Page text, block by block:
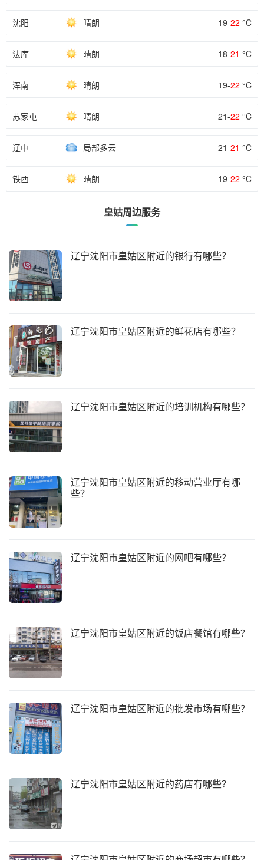
沈阳 晴朗 19-22 °C
法库 晴朗 18-21 °C
浑南 晴朗 19-22 °C
苏家屯 晴朗 21-22 °C
辽中 局部多云 21-21 °C
铁西 晴朗 19-22 °C
皇姑周边服务
辽宁沈阳市皇姑区附近的银行有哪些？
辽宁沈阳市皇姑区附近的鲜花店有哪些？
辽宁沈阳市皇姑区附近的培训机构有哪些？
辽宁沈阳市皇姑区附近的移动营业厅有哪
些？
辽宁沈阳市皇姑区附近的网吧有哪些？
辽宁沈阳市皇姑区附近的饭店餐馆有哪些？
辽宁沈阳市皇姑区附近的批发市场有哪些？
辽宁沈阳市皇姑区附近的药店有哪些？